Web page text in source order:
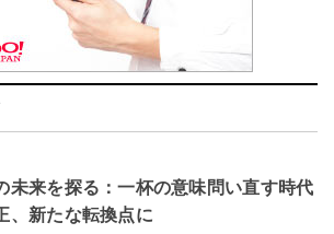
来を探る：一杯の意味問い直す時代
新たな転換点に